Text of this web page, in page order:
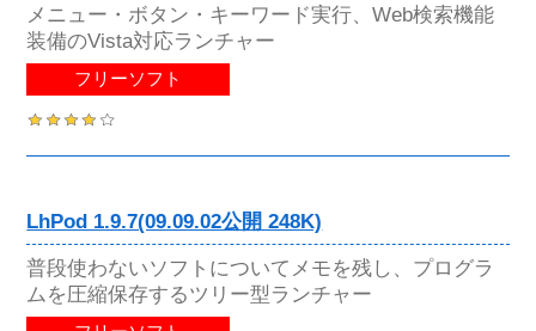
メニュー・ボタン・キーワード実行、Web検索機能
装備のVista対応ランチャー
フリーソフト
LhPod 1.9.7(09.09.02公開 248K)
普段使わないソフトについてメモを残し、プログラ
ムを圧縮保存するツリー型ランチャー